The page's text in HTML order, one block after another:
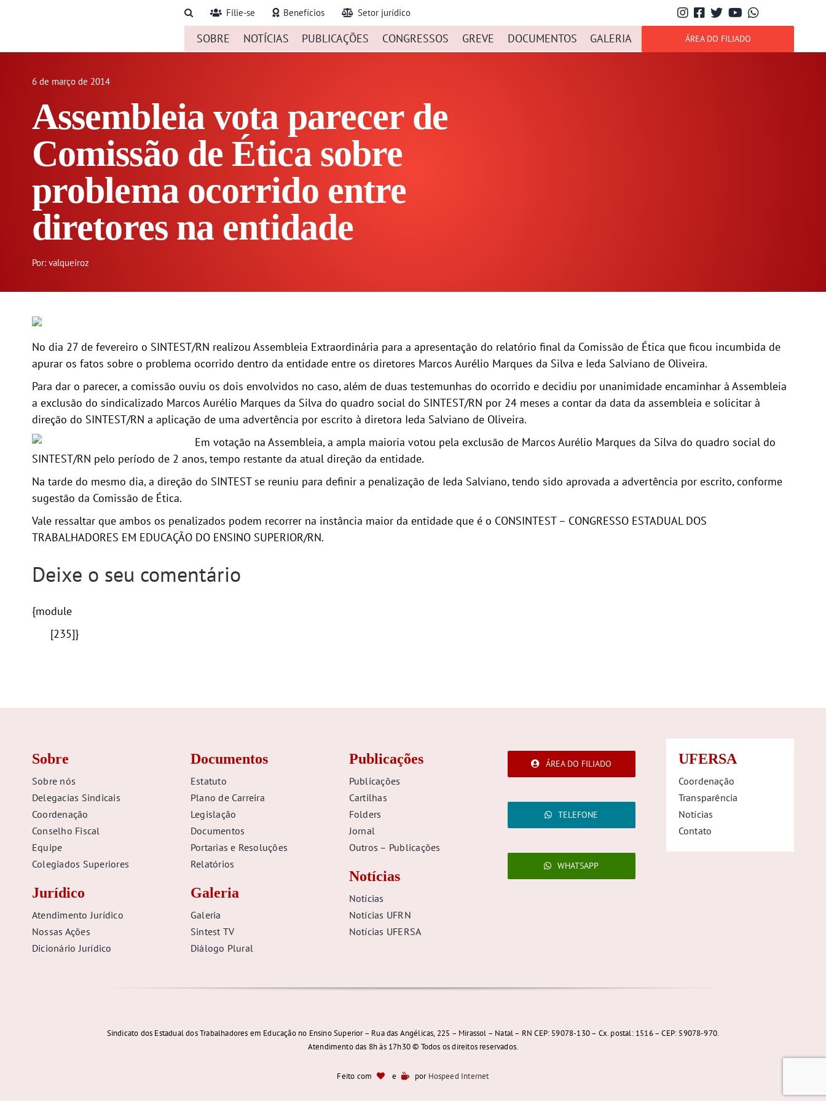
Filie-se Benefícios Setor jurídico
SOBRE NOTÍCIAS PUBLICAÇÕES CONGRESSOS GREVE DOCUMENTOS GALERIA ÁREA DO FILIADO
6 de março de 2014
Assembleia vota parecer de
Comissão de Ética sobre
problema ocorrido entre
diretores na entidade
Por: valqueiroz
No dia 27 de fevereiro o SINTEST/RN realizou Assembleia Extraordinária para a apresentação do relatório final da Comissão de Ética que ficou incumbida de
apurar os fatos sobre o problema ocorrido dentro da entidade entre os diretores Marcos Aurélio Marques da Silva e Ieda Salviano de Oliveira.
Para dar o parecer, a comissão ouviu os dois envolvidos no caso, além de duas testemunhas do ocorrido e decidiu por unanimidade encaminhar à Assembleia
a exclusão do sindicalizado Marcos Aurélio Marques da Silva do quadro social do SINTEST/RN por 24 meses a contar da data da assembleia e solicitar à
direção do SINTEST/RN a aplicação de uma advertência por escrito à diretora Ieda Salviano de Oliveira.
Em votação na Assembleia, a ampla maioria votou pela exclusão de Marcos Aurélio Marques da Silva do quadro social do
SINTEST/RN pelo período de 2 anos, tempo restante da atual direção da entidade.
Na tarde do mesmo dia, a direção do SINTEST se reuniu para definir a penalização de Ieda Salviano, tendo sido aprovada a advertência por escrito, conforme
sugestão da Comissão de Ética.
Vale ressaltar que ambos os penalizados podem recorrer na instância maior da entidade que é o CONSINTEST – CONGRESSO ESTADUAL DOS
TRABALHADORES EM EDUCAÇÃO DO ENSINO SUPERIOR/RN.
Deixe o seu comentário
{module
[235]}
Sobre
Sobre nós
Delegacias Sindicais
Coordenação
Conselho Fiscal
Equipe
Colegiados Superiores
Jurídico
Atendimento Jurídico
Nossas Ações
Dicionário Jurídico
Documentos
Estatuto
Plano de Carreira
Legislação
Documentos
Portarias e Resoluções
Relatórios
Galeria
Galeria
Sintest TV
Diálogo Plural
Publicações
Publicações
Cartilhas
Folders
Jornal
Outros – Publicações
Notícias
Notícias
Notícias UFRN
Notícias UFERSA
ÁREA DO FILIADO
TELEFONE
WHATSAPP
UFERSA
Coordenação
Transparência
Notícias
Contato
Sindicato dos Estadual dos Trabalhadores em Educação no Ensino Superior – Rua das Angélicas, 225 – Mirassol – Natal – RN CEP: 59078-130 – Cx. postal: 1516 – CEP: 59078-970.
Atendimento das 8h às 17h30 © Todos os direitos reservados.
Feito com e por Hospeed Internet